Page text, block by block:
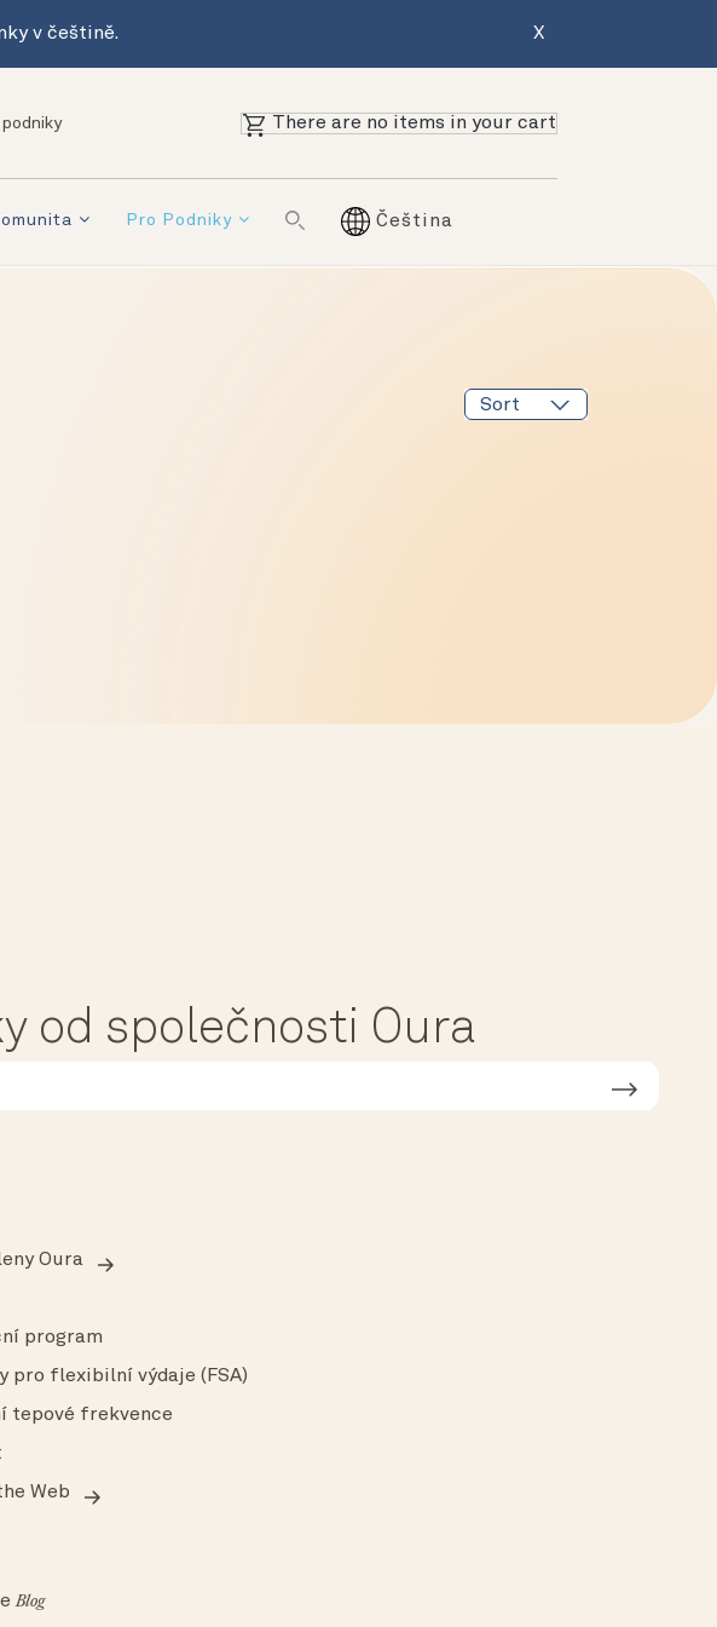
v češtině. X
podniky There are no items in your cart
Pro Podniky Čeština
od společnosti Oura
Oura
program
pro flexibilní výdaje (FSA)
tepové frekvence
Web
Blog